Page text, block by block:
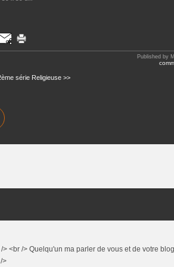
Published by
série Religieuse >>
<br /> Quelqu'un ma parler de vous et de votre
>